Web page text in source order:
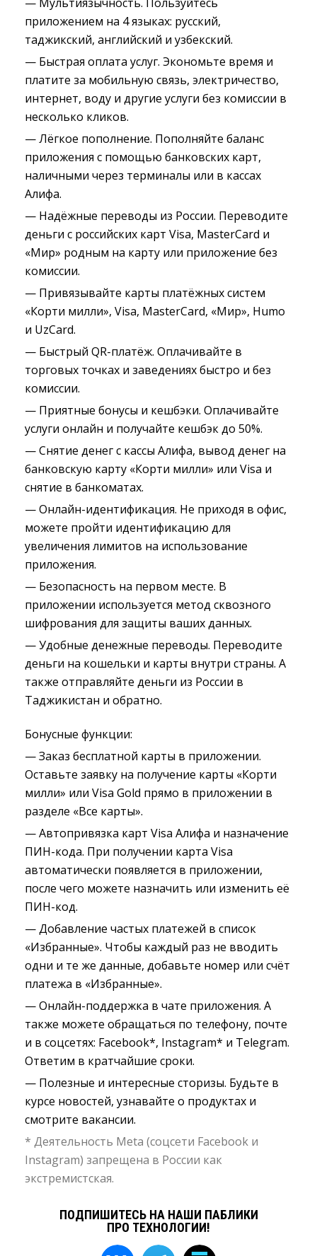
приложением на 4 языках: русский,
таджикский, английский и узбекский.
— Быстрая оплата услуг. Экономьте время и
платите за мобильную связь, электричество,
интернет, воду и другие услуги без комиссии в
несколько кликов.
— Лёгкое пополнение. Пополняйте баланс
приложения с помощью банковских карт,
наличными через терминалы или в кассах
Алифа.
— Надёжные переводы из России. Переводите
деньги с российских карт Visa, MasterCard и
«Мир» родным на карту или приложение без
комиссии.
— Привязывайте карты платёжных систем
«Корти милли», Visa, MasterCard, «Мир», Humo
и UzCard.
— Быстрый QR-платёж. Оплачивайте в
торговых точках и заведениях быстро и без
комиссии.
— Приятные бонусы и кешбэки. Оплачивайте
услуги онлайн и получайте кешбэк до 50%.
— Снятие денег с кассы Алифа, вывод денег на
банковскую карту «Корти милли» или Visa и
снятие в банкоматах.
— Онлайн-идентификация. Не приходя в офис,
можете пройти идентификацию для
увеличения лимитов на использование
приложения.
— Безопасность на первом месте. В
приложении используется метод сквозного
шифрования для защиты ваших данных.
— Удобные денежные переводы. Переводите
деньги на кошельки и карты внутри страны. А
также отправляйте деньги из России в
Таджикистан и обратно.
Бонусные функции:
— Заказ бесплатной карты в приложении.
Оставьте заявку на получение карты «Корти
милли» или Visa Gold прямо в приложении в
разделе «Все карты».
— Автопривязка карт Visa Алифа и назначение
ПИН-кода. При получении карта Visa
автоматически появляется в приложении,
после чего можете назначить или изменить её
ПИН-код.
— Добавление частых платежей в список
«Избранные». Чтобы каждый раз не вводить
одни и те же данные, добавьте номер или счёт
платежа в «Избранные».
— Онлайн-поддержка в чате приложения. А
также можете обращаться по телефону, почте
и в соцсетях: Facebook*, Instagram* и Telegram.
Ответим в кратчайшие сроки.
— Полезные и интересные сторизы. Будьте в
курсе новостей, узнавайте о продуктах и
смотрите вакансии.
* Деятельность Meta (соцсети Facebook и
Instagram) запрещена в России как
экстремистская.
ПОДПИШИТЕСЬ НА НАШИ ПАБЛИКИ
ПРО ТЕХНОЛОГИИ!